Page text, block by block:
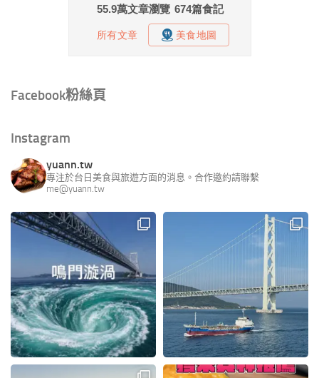
Facebook粉絲頁
Instagram
yuann.tw
專注於台日美食與旅遊方面的消息。合作邀約請聯繫
me@yuann.tw